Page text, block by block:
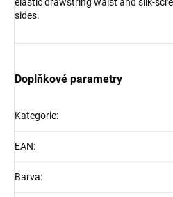
sides.
Doplňkové parametry
Kategorie:
EAN:
Barva: